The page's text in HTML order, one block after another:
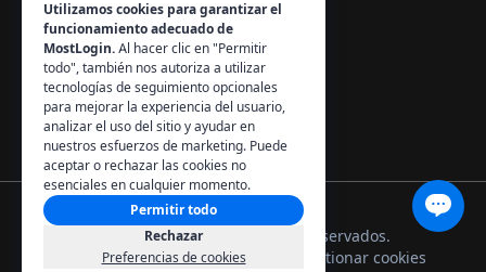
Contacto:
info@mostlogin.com
© 2026 MostLogin. Todos los derechos reservados.
Política de privacidad Términos de uso Gestionar cookies
Utilizamos cookies para garantizar el
funcionamiento adecuado de
MostLogin. Al hacer clic en "Permitir
todo", también nos autoriza a utilizar
tecnologías de seguimiento opcionales
para mejorar la experiencia del usuario,
analizar el uso del sitio y ayudar en
nuestros esfuerzos de marketing. Puede
aceptar o rechazar las cookies no
esenciales en cualquier momento.
Permitir todo
Rechazar
Preferencias de cookies